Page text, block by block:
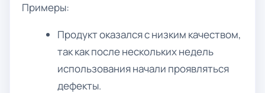
Примеры:
Продукт оказался с низким качеством,
так как после нескольких недель
использования начали проявляться
дефекты.